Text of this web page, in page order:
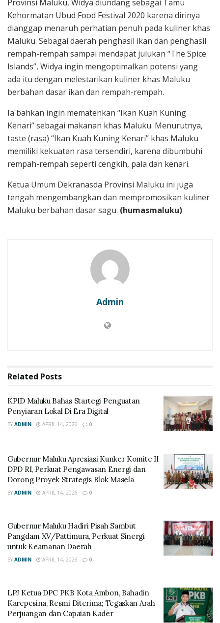
Provinsi Maluku, Widya diundang sebagai Tamu
Kehormatan Ubud Food Festival 2020 karena dirinya
dianggap menaruh perhatian penuh pada kuliner khas
Maluku. Sebagai daerah penghasil ikan dan penghasil
rempah-rempah sampai mendapat julukan “The Spice
Islands”, Widya ingin mengoptimalkan potensi yang
ada itu dengan melestarikan kuliner khas Maluku
berbahan dasar ikan dan rempah-rempah.
Ia bahkan ingin mematenkan “Ikan Kuah Kuning
Kenari” sebagai makanan khas Maluku. Menurutnya,
taste (rasa) “Ikan Kuah Kuning Kenari” khas Maluku
memiliki kekuatan rasa tersendiri, karena dibumbuhi
rempah-rempah seperti cengkih, pala dan kenari.
Ketua Umum Dekranasda Provinsi Maluku ini juga
tengah mengembangkan dan mempromosikan kuliner
Maluku berbahan dasar sagu. (humasmaluku)
Admin
Related Posts
KPID Maluku Bahas Startegi Penguatan
Penyiaran Lokal Di Era Digital
BY ADMIN APRIL 14, 2026 0
Gubernur Maluku Apresiasi Kunker Komite II
DPD RI, Perkuat Pengawasan Energi dan
Dorong Proyek Strategis Blok Masela
BY ADMIN APRIL 14, 2026 0
Gubernur Maluku Hadiri Pisah Sambut
Pangdam XV/Pattimura, Perkuat Sinergi
untuk Keamanan Daerah
BY ADMIN APRIL 14, 2026 0
LPJ Ketua DPC PKB Kota Ambon, Bahadin
Karepesina, Resmi Diterima; Tegaskan Arah
Perjuangan dan Capaian Kader